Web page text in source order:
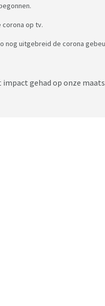
op tv.
nog uitgebreid de corona
gehad op onze